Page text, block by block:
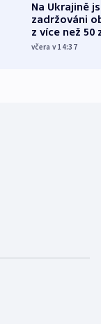
Na Ukrajině
zadržováni
z více než 50
Bojovali na
včera v 14:37